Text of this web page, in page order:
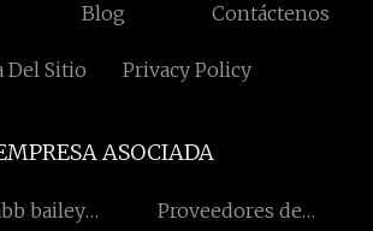
Blog Contáctenos
Del Sitio Privacy Policy
ASOCIADA
bailey Proveedores de